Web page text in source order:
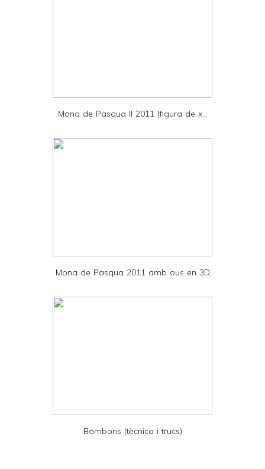
d
Mona de Pasqua II 2011 (figura de x...
Mona de Pasqua 2011 amb ous en 3D
Bombons (tècnica i trucs)